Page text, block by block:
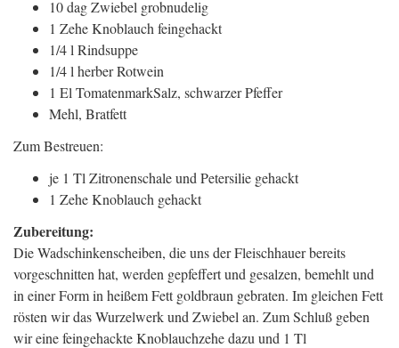
10 dag Zwiebel grobnudelig
1 Zehe Knoblauch feingehackt
1/4 l Rindsuppe
1/4 l herber Rotwein
1 El TomatenmarkSalz, schwarzer Pfeffer
Mehl, Bratfett
Zum Bestreuen:
je 1 Tl Zitronenschale und Petersilie gehackt
1 Zehe Knoblauch gehackt
Zubereitung:
Die Wadschinkenscheiben, die uns der Fleischhauer bereits
vorgeschnitten hat, werden gepfeffert und gesalzen, bemehlt und
in einer Form in heißem Fett goldbraun gebraten. Im gleichen Fett
rösten wir das Wurzelwerk und Zwiebel an. Zum Schluß geben
wir eine feingehackte Knoblauchzehe dazu und 1 Tl